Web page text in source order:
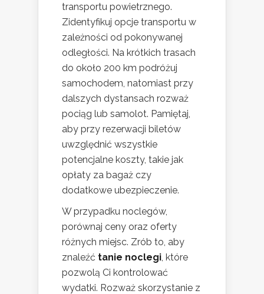
transportu powietrznego.
Zidentyfikuj opcje transportu w
zależności od pokonywanej
odległości. Na krótkich trasach
do około 200 km podróżuj
samochodem, natomiast przy
dalszych dystansach rozważ
pociąg lub samolot. Pamiętaj,
aby przy rezerwacji biletów
uwzględnić wszystkie
potencjalne koszty, takie jak
opłaty za bagaż czy
dodatkowe ubezpieczenie.
W przypadku noclegów,
porównaj ceny oraz oferty
różnych miejsc. Zrób to, aby
znaleźć tanie noclegi , które
pozwolą Ci kontrolować
wydatki. Rozważ skorzystanie z